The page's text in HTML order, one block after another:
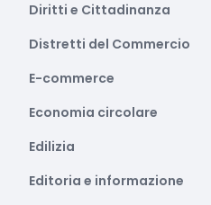
Diritti e Cittadinanza
Distretti del Commercio
E-commerce
Economia circolare
Edilizia
Editoria e informazione